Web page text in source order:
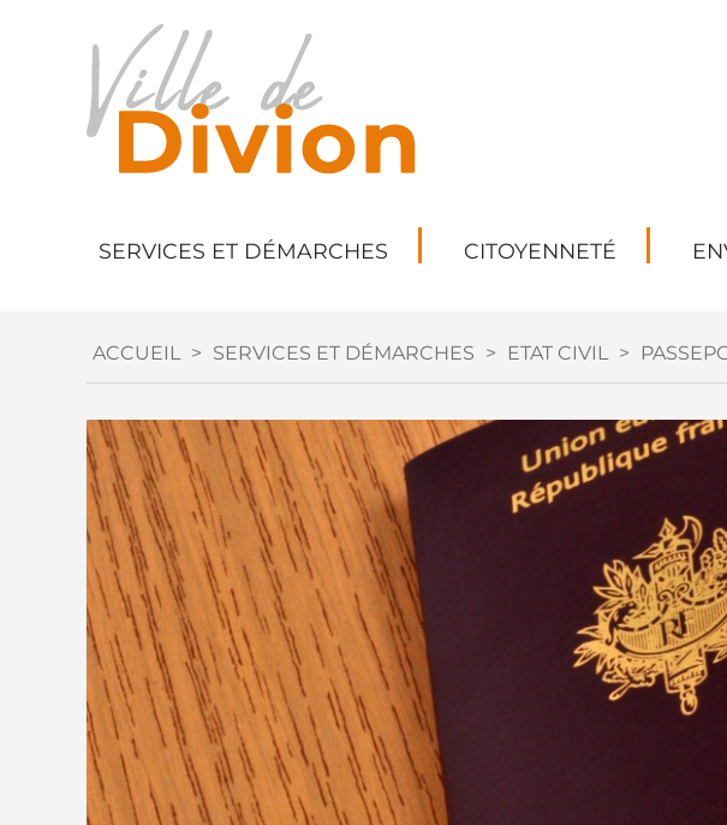
SERVICES ET DÉMARCHES CITOYENNETÉ
ACCUEIL > SERVICES ET DÉMARCHES > ETAT CIVIL >